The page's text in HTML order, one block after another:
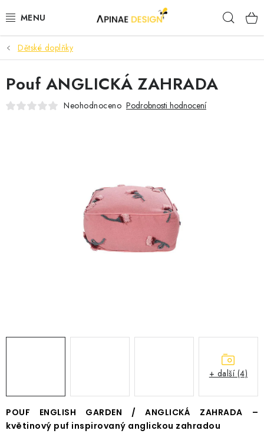
na
PRODUKTY
AKCE
KANCELÁŘSKÝ NÁBYTEK
Dětské doplňky
POUF ENGLISH GARDEN / ANGLICKÁ ZAHRADA –
květinový puf inspirovaný anglickou zahradou
Pouf ANGLICKÁ ZAHRADA
Neohodnoceno Podrobnosti hodnocení
+ další (4)